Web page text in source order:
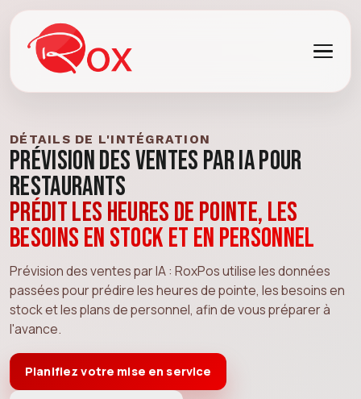
DÉTAILS DE L'INTÉGRATION
Prévision des ventes par IA pour
restaurants
Prédit les heures de pointe, les
besoins en stock et en personnel
Prévision des ventes par IA : RoxPos utilise les données
passées pour prédire les heures de pointe, les besoins en
stock et les plans de personnel, afin de vous préparer à
l'avance.
Planifiez votre mise en service